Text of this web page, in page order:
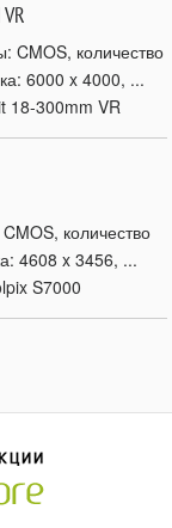
CMOS, количество
6000 x 4000, ...
18-300mm VR
количество
4608 x 3456, ...
S7000